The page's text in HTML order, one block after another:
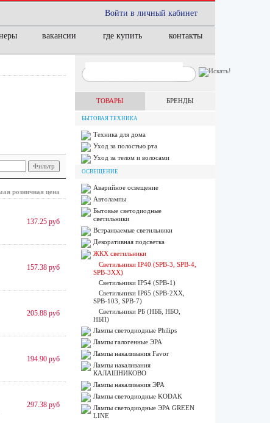
Войти в личный кабинет
вакансии где купить контакты
розничная цена
137.25 руб
157.38 руб
205.88 руб
194.90 руб
297.38 руб
ТОВАРЫ БРЕНДЫ
БЫТОВАЯ ТЕХНИКА
Техника для дома
Уход за полостью рта
Уход за телом и волосами
ОСВЕЩЕНИЕ
Аварийное освещение
Автолампы
Бытовые светодиодные
светильники
Встраиваемые светильники
Декоративная подсветка
ЖКХ светильники
Светильники IP40 (SPB-3, SPB-4,
SPB-3ХХ)
Светильники IP54 (SPB-1)
Светильники IP65 (SPB-2ХХ,
SPB-103, SPB-7)
Светильники РБ (НББ, НБО,
НБП)
Лампы cветодиодные Philips
Лампы галогенные ЭРА
Лампы накаливания Favor
Лампы накаливания
КАЛАШНИКОВО
Лампы накаливания ЭРА
Лампы светодиодные KODAK
Лампы светодиодные ЭРА GREEN
LINE